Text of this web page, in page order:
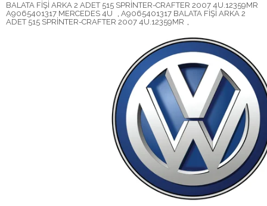
BALATA FİŞİ ARKA 2 ADET 515 SPRİNTER-CRAFTER 2007 4U.12359MR
A9065401317 MERCEDES 4U
, A9065401317 BALATA FİŞİ ARKA 2
ADET 515 SPRİNTER-CRAFTER 2007 4U.12359MR ,